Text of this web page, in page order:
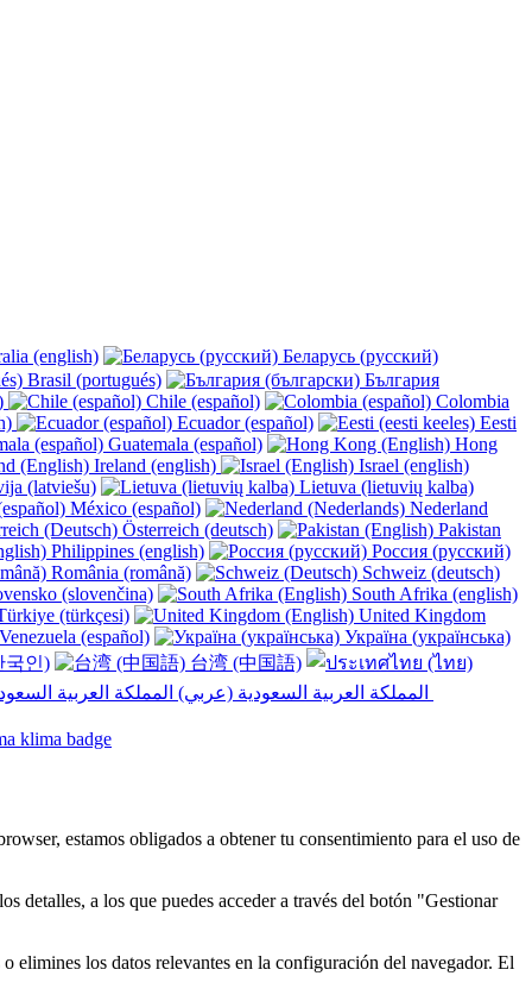
(english)
Беларусь (русский)
Brasil (portugués)
България
Chile (español)
Colombia
Ecuador (español)
Eesti
Guatemala (español)
Hong
Ireland (english)
Israel (english)
(latviešu)
Lietuva (lietuvių kalba)
México (español)
Nederland
Österreich (deutsch)
Pakistan
Philippines (english)
Россия (русский)
România (română)
Schweiz (deutsch)
(slovenčina)
South Afrika (english)
(türkçesi)
United Kingdom
Venezuela (español)
Україна (українська)
국인)
台湾 (中国語)
estamos obligados a obtener tu consentimiento para el uso de
detalles, a los que puedes acceder a través del botón "Gestionar
elimines los datos relevantes en la configuración del navegador. El